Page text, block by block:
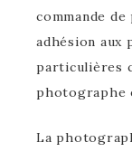
commande
adhésion aux
particulières
photographe
La